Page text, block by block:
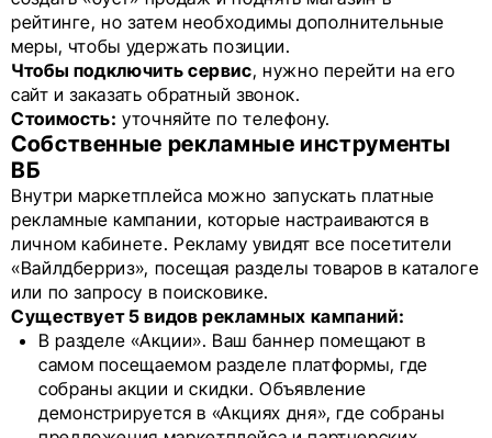
рейтинге, но затем необходимы дополнительные
меры, чтобы удержать позиции.
Чтобы подключить сервис, нужно перейти на его
сайт и заказать обратный звонок.
Стоимость: уточняйте по телефону.
Собственные рекламные инструменты
ВБ
Внутри маркетплейса можно запускать платные
рекламные кампании, которые настраиваются в
личном кабинете. Рекламу увидят все посетители
«Вайлдберриз», посещая разделы товаров в каталоге
или по запросу в поисковике.
Существует 5 видов рекламных кампаний:
В разделе «Акции». Ваш баннер помещают в
самом посещаемом разделе платформы, где
собраны акции и скидки. Объявление
демонстрируется в «Акциях дня», где собраны